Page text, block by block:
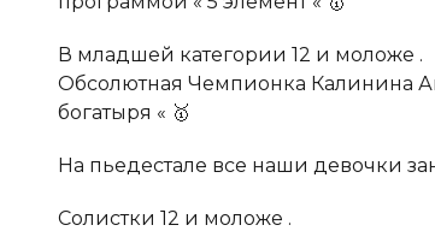
В младшей категории 12 и моложе .
Обсолютная Чемпионка Калинина
богатыря « 🥇
На пьедестале все наши девочки
Солистки 12 и моложе .